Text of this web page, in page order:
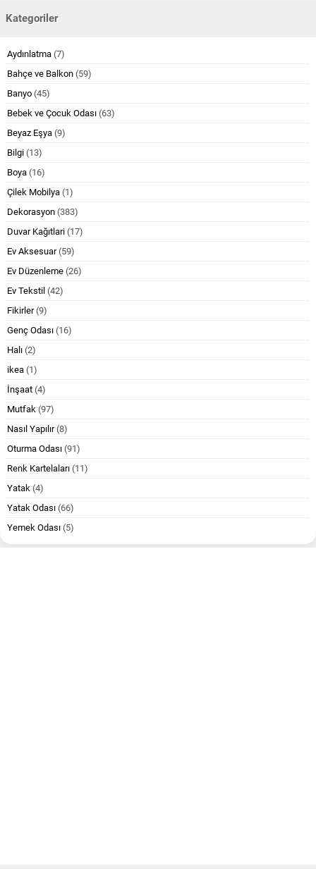
Kategoriler
Aydınlatma (7)
Bahçe ve Balkon (59)
Banyo (45)
Bebek ve Çocuk Odası (63)
Beyaz Eşya (9)
Bilgi (13)
Boya (16)
Çilek Mobilya (1)
Dekorasyon (383)
Duvar Kağıtlari (17)
Ev Aksesuar(59)
Ev Düzenleme (26)
Ev Tekstil (42)
Fikirler(9)
Genç Odası (16)
Halı (2)
ikea (1)
İnşaat (4)
Mutfak (97)
Nasıl Yapılır(8)
Oturma Odası (91)
Renk Kartelaları (11)
Yatak (4)
Yatak Odası (66)
Yemek Odası (5)